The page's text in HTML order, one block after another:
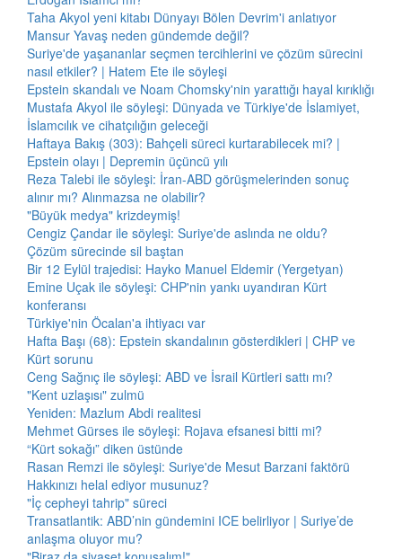
Taha Akyol yeni kitabı Dünyayı Bölen Devrim'i anlatıyor
Mansur Yavaş neden gündemde değil?
Suriye'de yaşananlar seçmen tercihlerini ve çözüm sürecini
nasıl etkiler? | Hatem Ete ile söyleşi
Epstein skandalı ve Noam Chomsky'nin yarattığı hayal kırıklığı
Mustafa Akyol ile söyleşi: Dünyada ve Türkiye'de İslamiyet,
İslamcılık ve cihatçılığın geleceği
Haftaya Bakış (303): Bahçeli süreci kurtarabilecek mi? |
Epstein olayı | Depremin üçüncü yılı
Reza Talebi ile söyleşi: İran-ABD görüşmelerinden sonuç
alınır mı? Alınmazsa ne olabilir?
"Büyük medya" krizdeymiş!
Cengiz Çandar ile söyleşi: Suriye'de aslında ne oldu?
Çözüm sürecinde sil baştan
Bir 12 Eylül trajedisi: Hayko Manuel Eldemir (Yergetyan)
Emine Uçak ile söyleşi: CHP'nin yankı uyandıran Kürt
konferansı
Türkiye'nin Öcalan'a ihtiyacı var
Hafta Başı (68): Epstein skandalının gösterdikleri | CHP ve
Kürt sorunu
Ceng Sağnıç ile söyleşi: ABD ve İsrail Kürtleri sattı mı?
"Kent uzlaşısı" zulmü
Yeniden: Mazlum Abdi realitesi
Mehmet Gürses ile söyleşi: Rojava efsanesi bitti mi?
“Kürt sokağı” diken üstünde
Rasan Remzi ile söyleşi: Suriye'de Mesut Barzani faktörü
Hakkınızı helal ediyor musunuz?
"İç cepheyi tahrip" süreci
Transatlantik: ABD’nin gündemini ICE belirliyor | Suriye’de
anlaşma oluyor mu?